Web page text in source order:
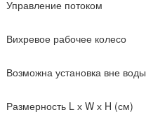
Управление потоком
Вихревое рабочее колесо
Возможна установка вне воды
Размерность L х W х H (см)